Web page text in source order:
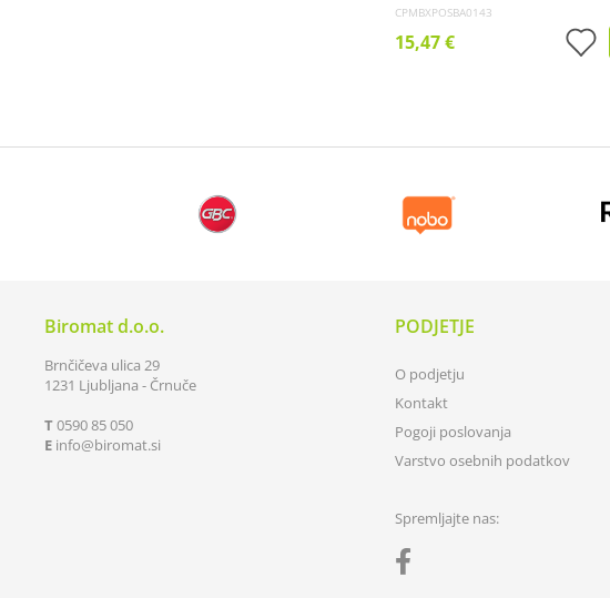
CPMBXPOSBA0143
15,47 €
Biromat d.o.o.
Brnčičeva ulica 29
1231 Ljubljana - Črnuče
T0590 85 050
E info biromat.si
PODJETJE
O podjetju
Kontakt
Pogoji poslovanja
Varstvo osebnih podatkov
Spremljajte nas: